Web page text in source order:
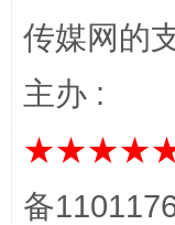
传媒网的
主办 :
备